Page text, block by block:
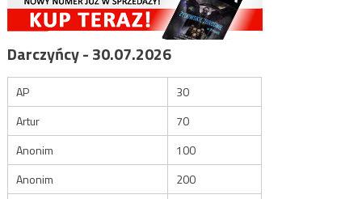
Darczyńcy - 30.07.2026
AP
30
Artur
70
Anonim
100
Anonim
200